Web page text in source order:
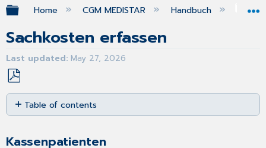
Expand/collapse global hierarchy
Home CGM MEDISTAR Handbuch
Sachkosten erfassen
Last updated May 27, 2026
Save
as
PDF
Table of contents
Privatpatienten
Kassenpatienten